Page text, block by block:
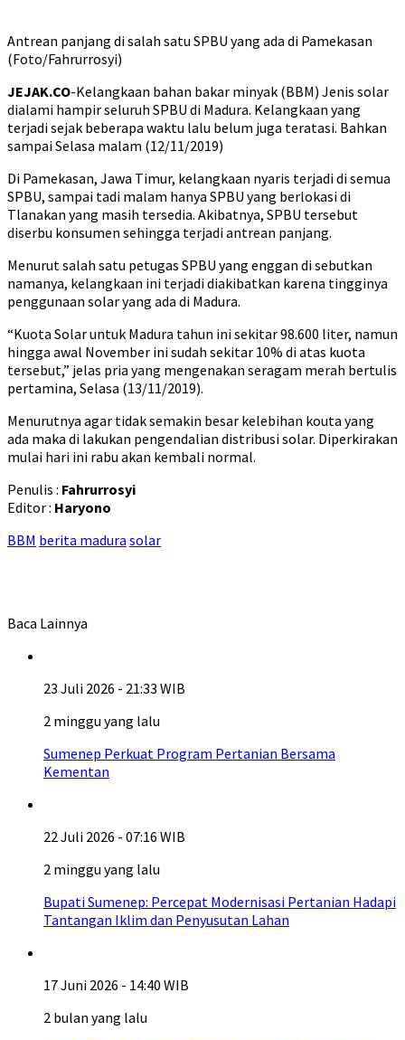
Antrean panjang di salah satu SPBU yang ada di Pamekasan
(Foto/Fahrurrosyi)
JEJAK.CO-Kelangkaan bahan bakar minyak (BBM) Jenis solar
dialami hampir seluruh SPBU di Madura. Kelangkaan yang
terjadi sejak beberapa waktu lalu belum juga teratasi. Bahkan
sampai Selasa malam (12/11/2019)
Di Pamekasan, Jawa Timur, kelangkaan nyaris terjadi di semua
SPBU, sampai tadi malam hanya SPBU yang berlokasi di
Tlanakan yang masih tersedia. Akibatnya, SPBU tersebut
diserbu konsumen sehingga terjadi antrean panjang.
Menurut salah satu petugas SPBU yang enggan di sebutkan
namanya, kelangkaan ini terjadi diakibatkan karena tingginya
penggunaan solar yang ada di Madura.
“Kuota Solar untuk Madura tahun ini sekitar 98.600 liter, namun
hingga awal November ini sudah sekitar 10% di atas kuota
tersebut,” jelas pria yang mengenakan seragam merah bertulis
pertamina, Selasa (13/11/2019).
Menurutnya agar tidak semakin besar kelebihan kouta yang
ada maka di lakukan pengendalian distribusi solar. Diperkirakan
mulai hari ini rabu akan kembali normal.
Penulis : Fahrurrosyi
Editor : Haryono
BBM berita madura solar
Baca Lainnya
23 Juli 2026 - 21:33 WIB
2 minggu yang lalu
Sumenep Perkuat Program Pertanian Bersama
Kementan
22 Juli 2026 - 07:16 WIB
2 minggu yang lalu
Bupati Sumenep: Percepat Modernisasi Pertanian Hadapi
Tantangan Iklim dan Penyusutan Lahan
17 Juni 2026 - 14:40 WIB
2 bulan yang lalu